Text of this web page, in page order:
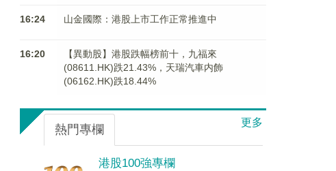
16:24 山金國際：港股上市工作正常推進中
16:20
【異動股】港股跌幅榜前十，九福來
(08611.HK)跌21.43%，天瑞汽車内飾
(06162.HK)跌18.44%
更多
熱門專欄
港股100強專欄